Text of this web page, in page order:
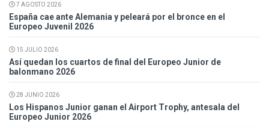
7 AGOSTO 2026
España cae ante Alemania y peleará por el bronce en el
Europeo Juvenil 2026
15 JULIO 2026
Así quedan los cuartos de final del Europeo Junior de
balonmano 2026
28 JUNIO 2026
Los Hispanos Junior ganan el Airport Trophy, antesala del
Europeo Junior 2026